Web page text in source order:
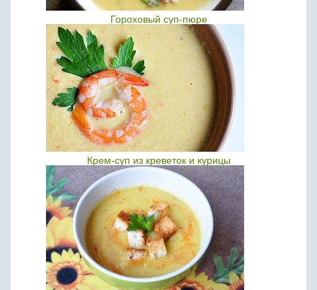
Гороховый суп-пюре
Крем-суп из креветок и курицы